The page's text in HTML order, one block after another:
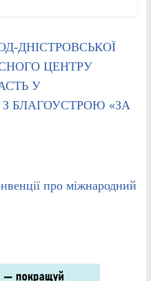
ДНІСТРОВСЬКОЇ
ЦЕНТРУ
У
З БЛАГОУСТРОЮ «ЗА
про міжнародний